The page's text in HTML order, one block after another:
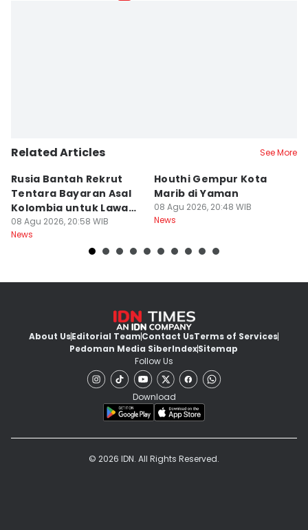
Related Articles See More
Rusia Bantah Rekrut
Tentara Bayaran Asal
Kolombia untuk Lawan
Ukraina
08 Agu 2026, 20:58 WIB
News
Houthi Gempur Kota
Marib di Yaman
08 Agu 2026, 20:48 WIB
News
About UsEditorial TeamContact UsTerms of Services
Pedoman Media SiberIndexSitemap
Follow Us
Download
© 2026 IDN. All Rights Reserved.